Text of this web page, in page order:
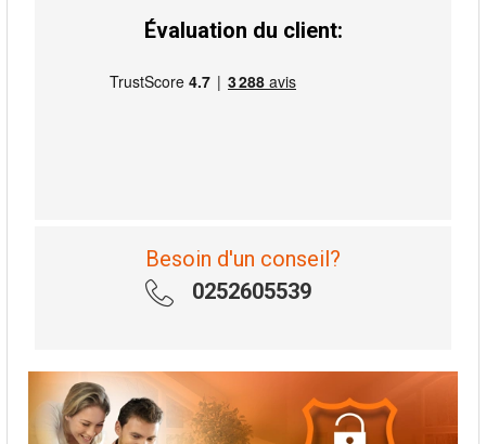
Évaluation du client:
Besoin d'un conseil?
0252605539